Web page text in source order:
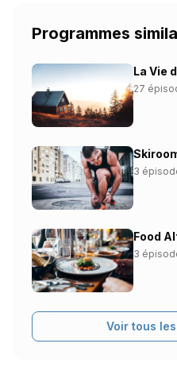
Programmes
La Vie
27
3
Food
3
Voir tous